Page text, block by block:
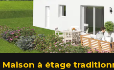
Maison à étage